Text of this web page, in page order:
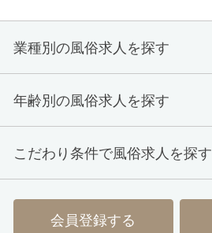
業種別の風俗求人を探す
年齢別の風俗求人を探す
こだわり条件で風俗求人を探す
会員登録する